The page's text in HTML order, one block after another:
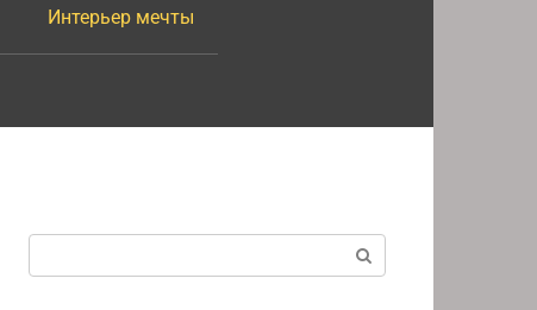
Интерьер мечты